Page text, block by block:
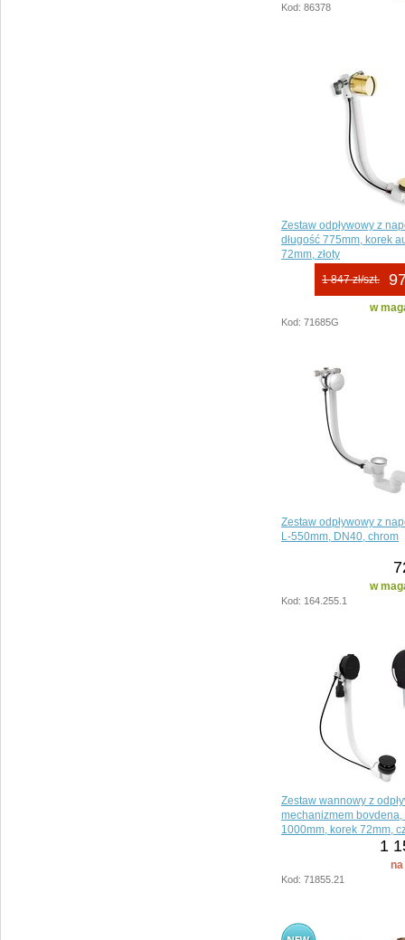
Kod: 86378
Zestaw odpływowy z
długość 775mm, korek
72mm, złoty
1 847 zł/szt.
w
Kod: 71685G
Zestaw odpływowy z
L-550mm, DN40, chrom
w
Kod: 164.255.1
Zestaw wannowy z
mechanizmem bovdena,
1000mm, korek 72mm,
1
Kod: 71855.21